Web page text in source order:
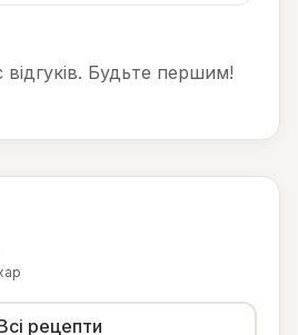
Будьте першим!
рецепти